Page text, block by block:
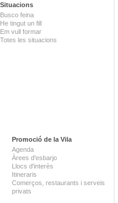
Situacions
Busco feina
He tingut un fill
Em vull formar
Totes les situacions
Promoció de la Vila
Agenda
Àrees d'esbarjo
Llocs d'interès
Itineraris
Comerços, restaurants i serveis
privats